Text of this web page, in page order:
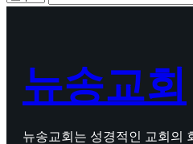
뉴송교회
뉴송교회는 성경적인 교회의